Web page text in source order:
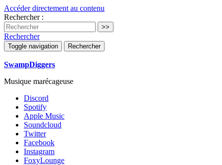
Accéder directement au contenu
Rechercher :
Rechercher
Toggle navigation Rechercher
SwampDiggers
Musique marécageuse
Discord
Spotify
Apple Music
Soundcloud
Twitter
Facebook
Instagram
FoxyLounge